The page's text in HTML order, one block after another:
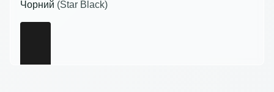
Чорний (Star Black)